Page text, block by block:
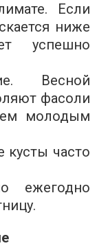
Если
ниже
успешно
Весной
фасоли
молодым
кусты часто
ежегодно